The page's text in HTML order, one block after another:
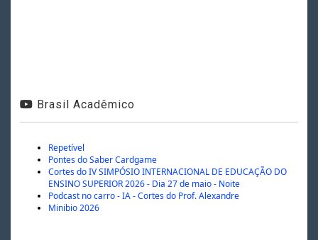
Brasil Acadêmico
Repetível
Pontes do Saber Cardgame
Cortes do IV SIMPÓSIO INTERNACIONAL DE EDUCAÇÃO DO
ENSINO SUPERIOR 2026 - Dia 27 de maio - Noite
Podcast no carro - IA - Cortes do Prof. Alexandre
Minibio 2026